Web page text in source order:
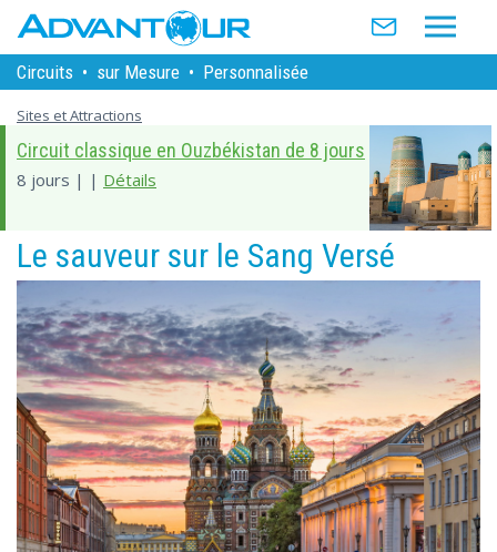
Circuits • sur Mesure • Personnalisée
Sites et Attractions
Circuit classique en Ouzbékistan de 8 jours
8 jours | | Détails
Le sauveur sur le Sang Versé